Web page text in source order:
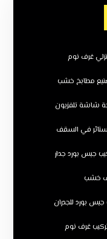
غرف نوم
مطابخ خشب
شاشة تلفزيون
في السقف
جبس بورد جدار
خشب
جبس بورد للجدران
غرف نوم